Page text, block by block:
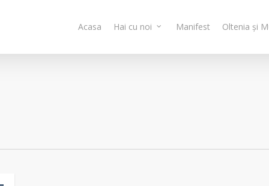
Acasa Hai cu noi Manifest Oltenia și